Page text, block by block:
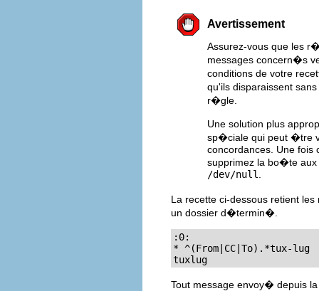
Avertissement
Assurez-vous que les
messages concern�s
conditions de votre
qu'ils disparaissent
r�gle.
Une solution plus
sp�ciale qui peut �tre
concordances. Une fois
supprimez la bo�te
/dev/null
La recette ci-dessous retient
un dossier d�termin�.
:0:
* ^(From|CC|To).*tux-lug
tuxlug
Tout message envoy� depuis